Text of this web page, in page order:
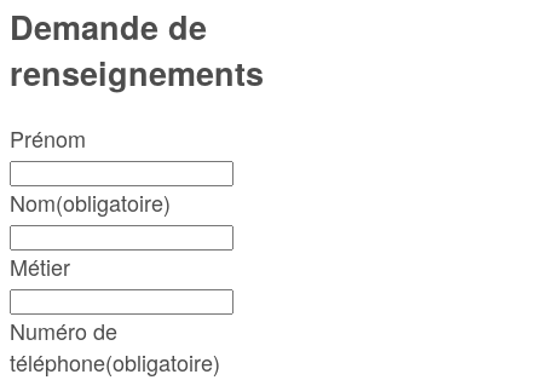
Demande de
renseignements
Prénom
Nom(obligatoire)
Métier
Numéro de
téléphone(obligatoire)